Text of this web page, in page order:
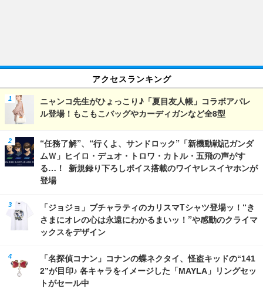
アクセスランキング
ニャンコ先生がひょっこり♪「夏目友人帳」コラボアパレ
ル登場！もこもこバッグやカーディガンなど全8型
“任務了解”、“行くよ、サンドロック”「新機動戦記ガンダ
ムＷ」ヒイロ・デュオ・トロワ・カトル・五飛の声がす
る…！ 新規録り下ろしボイス搭載のワイヤレスイヤホンが
登場
「ジョジョ」ブチャラティのカリスマTシャツ登場ッ！“き
さまにオレの心は永遠にわかるまいッ！”や感動のクライマ
ックスをデザイン
「名探偵コナン」コナンの蝶ネクタイ、怪盗キッドの“141
2”が目印♪ 各キャラをイメージした「MAYLA」リングセッ
トがセール中